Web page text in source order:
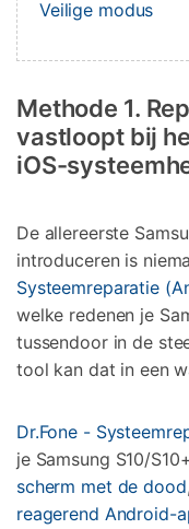
Veilige modus
Methode 1.
vastloopt bij
iOS-
De allereerste
introduceren is
Systeemreparatie
welke redenen je
tussendoor in de
tool kan dat in een
Dr.Fone -
je Samsung S10/
scherm met de dood
reagerend Android-